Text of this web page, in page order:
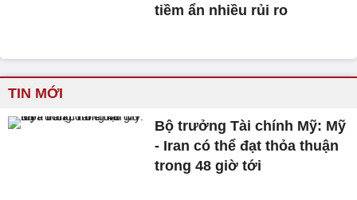
tiềm ẩn nhiều rủi ro
TIN MỚI
Bộ trưởng Tài chính Mỹ: Mỹ
- Iran có thể đạt thỏa thuận
trong 48 giờ tới